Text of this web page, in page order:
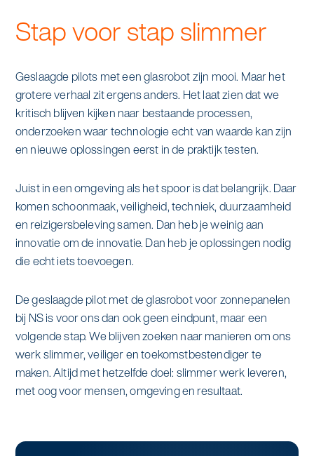
Stap voor stap slimmer
Geslaagde pilots met een glasrobot zijn mooi. Maar het
grotere verhaal zit ergens anders. Het laat zien dat we
kritisch blijven kijken naar bestaande processen,
onderzoeken waar technologie echt van waarde kan zijn
en nieuwe oplossingen eerst in de praktijk testen.
Juist in een omgeving als het spoor is dat belangrijk. Daar
komen schoonmaak, veiligheid, techniek, duurzaamheid
en reizigersbeleving samen. Dan heb je weinig aan
innovatie om de innovatie. Dan heb je oplossingen nodig
die echt iets toevoegen.
De geslaagde pilot met de glasrobot voor zonnepanelen
bij NS is voor ons dan ook geen eindpunt, maar een
volgende stap. We blijven zoeken naar manieren om ons
werk slimmer, veiliger en toekomstbestendiger te
maken. Altijd met hetzelfde doel: slimmer werk leveren,
met oog voor mensen, omgeving en resultaat.